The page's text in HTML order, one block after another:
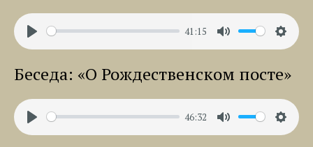
Play
41:15
Mute
Беседа: «О Рождественском посте»
Play
46:32
Mute